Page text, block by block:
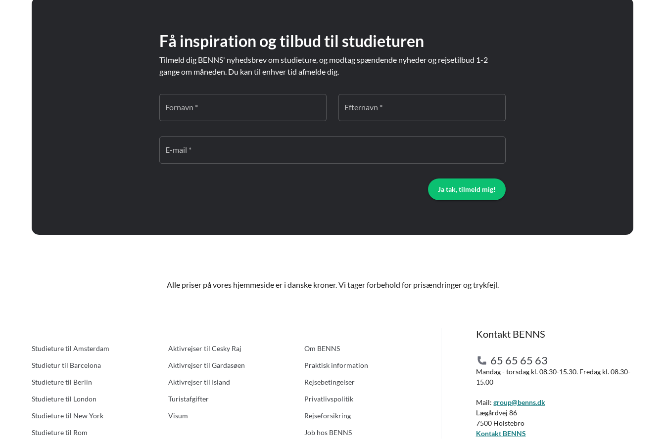
Få inspiration og tilbud til studieturen
Tilmeld dig BENNS' nyhedsbrev om studieture, og modtag spændende nyheder og rejsetilbud 1-2
gange om måneden. Du kan til enhver tid afmelde dig.
Fornavn * Efternavn *
E-mail *
Ja tak, tilmeld mig!
Alle priser på vores hjemmeside er i danske kroner. Vi tager forbehold for prisændringer og trykfejl.
Studieture til Amsterdam
Studietur til Barcelona
Studieture til Berlin
Studieture til London
Studieture til New York
Studieture til Rom
Aktivrejser til Cesky Raj
Aktivrejser til Gardasøen
Aktivrejser til Island
Turistafgifter
Visum
Om BENNS
Praktisk information
Rejsebetingelser
Privatlivspolitik
Rejseforsikring
Job hos BENNS
Kontakt BENNS
65 65 65 63
Mandag - torsdag kl. 08.30-15.30. Fredag kl. 08.30-
15.00
Mail: group@benns.dk
Lægårdvej 86
7500 Holstebro
Kontakt BENNS